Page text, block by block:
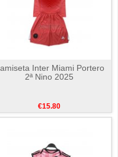
Inter Miami Portero
2ª Nino 2025
€15.80